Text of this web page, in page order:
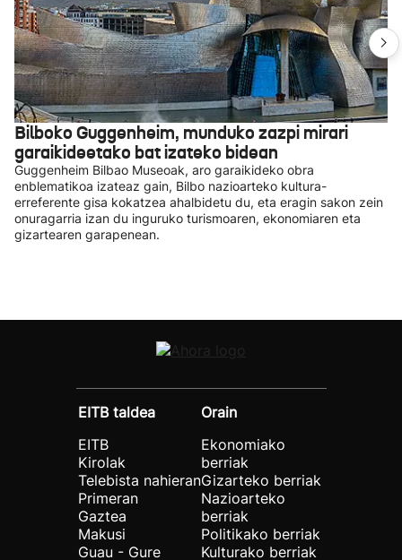
Bilboko Guggenheim, munduko zazpi mirari
garaikideetako bat izateko bidean
Guggenheim Bilbao Museoak, aro garaikideko obra
enblematikoa izateaz gain, Bilbo nazioarteko kultura-
erreferente gisa kokatzea ahalbidetu du, eta eragin sakon zein
onuragarria izan du inguruko turismoaren, ekonomiaren eta
gizartearen garapenean.
EITB taldea
EITB
Kirolak
Telebista nahieran
Primeran
Gaztea
Makusi
Guau - Gure
Orain
Ekonomiako
berriak
Gizarteko berriak
Nazioarteko
berriak
Politikako berriak
Kulturako berriak